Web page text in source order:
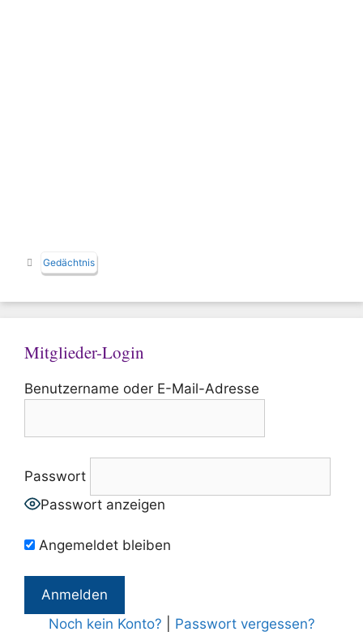
Schlagwörter
Gedächtnis
Mitglieder-Login
Benutzername oder E-Mail-Adresse
Passwort
Passwort anzeigen
Angemeldet bleiben
Noch kein Konto? Passwort vergessen?